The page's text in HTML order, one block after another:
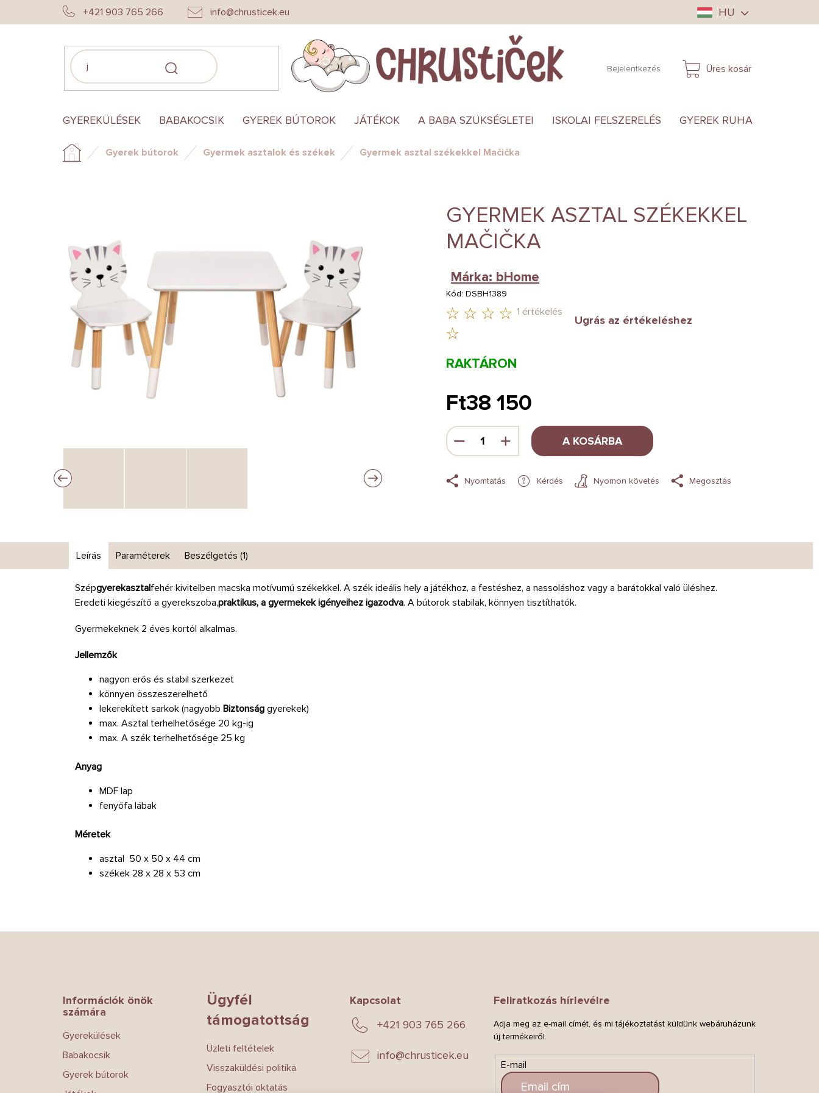
+421 903 765 266 info@chrusticek.eu HU
KERESÉS Bejelentkezés
KOSÁR
Üres kosár
GYEREKÜLÉSEK BABAKOCSIK GYEREK BÚTOROK JÁTÉKOK A BABA SZÜKSÉGLETEI ISKOLAI FELSZERELÉS GYEREK RUHA
KezdőlapGyerek bútorok Gyermek asztalok és székek Gyermek asztal székekkel Mačička
GYERMEK ASZTAL SZÉKEKKEL
MAČIČKA
TERMÉK
ÉRTÉKELÉSE
5-
BŐL
5,0
CSILLAG.
1 értékelés
Ugrás az értékeléshez
Kód: DSBH1389
Márka: bHome
RAKTÁRON
Ft38 150
Egységár:
A KOSÁRBA
Nyomtatás Kérdés Nyomon követés Megosztás
Leírás Paraméterek Beszélgetés (1)
Szépgyerekasztalfehér kivitelben macska motívumú székekkel. A szék ideális hely a játékhoz, a festéshez, a nassoláshoz vagy a barátokkal való üléshez.
Eredeti kiegészítő a gyerekszoba,praktikus, a gyermekek igényeihez igazodva. A bútorok stabilak, könnyen tisztíthatók.
Gyermekeknek 2 éves kortól alkalmas.
Jellemzők
nagyon erős és stabil szerkezet
könnyen összeszerelhető
lekerekített sarkok (nagyobb Biztonság gyerekek)
max. Asztal terhelhetősége 20 kg-ig
max. A szék terhelhetősége 25 kg
Anyag
MDF lap
fenyőfa lábak
Méretek
asztal 50 x 50 x 44 cm
székek 28 x 28 x 53 cm
Információk önök
számára
Gyerekülések
Babakocsik
Gyerek bútorok
Ügyfél
támogatottság
Üzleti feltételek
Visszaküldési politika
Fogyasztói oktatás
Kapcsolat
info@chrusticek.eu
+421 903 765 266
Feliratkozás hírlevélre
Adja meg az e-mail címét, és mi tájékoztatást küldünk webáruházunk
új termékeiről.
E-mail